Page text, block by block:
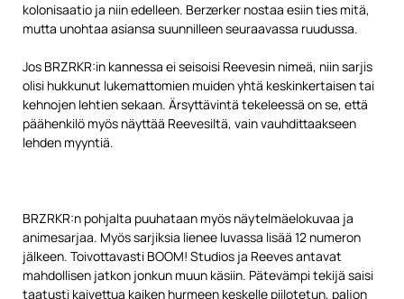
kolonisaatio ja niin edelleen. Berzerker nostaa esiin ties mitä,
mutta unohtaa asiansa suunnilleen seuraavassa ruudussa.
Jos BRZRKR:in kannessa ei seisoisi Reevesin nimeä, niin sarjis
olisi hukkunut lukemattomien muiden yhtä keskinkertaisen tai
kehnojen lehtien sekaan. Ärsyttävintä tekeleessä on se, että
päähenkilö myös näyttää Reevesiltä, vain vauhdittaakseen
lehden myyntiä.
BRZRKR:n pohjalta puuhataan myös näytelmäelokuvaa ja
animesarjaa. Myös sarjiksia lienee luvassa lisää 12 numeron
jälkeen. Toivottavasti BOOM! Studios ja Reeves antavat
mahdollisen jatkon jonkun muun käsiin. Pätevämpi tekijä saisi
taatusti kaivettua kaiken hurmeen keskelle piilotetun, paljon